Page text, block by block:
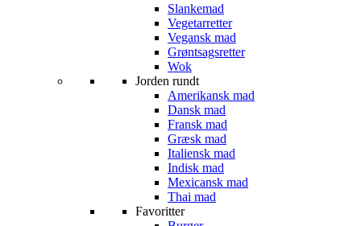
Slankemad
Vegetarretter
Vegansk mad
Grøntsagsretter
Wok
Jorden rundt
Amerikansk mad
Dansk mad
Fransk mad
Græsk mad
Italiensk mad
Indisk mad
Mexicansk mad
Thai mad
Favoritter